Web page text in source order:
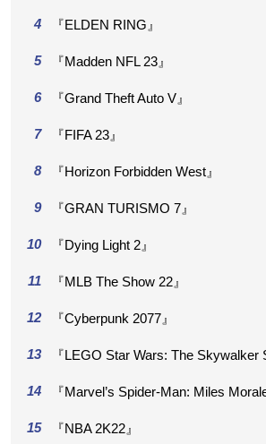
『ELDEN RING』
『Madden NFL 23』
『Grand Theft Auto V』
『FIFA 23』
『Horizon Forbidden West』
『GRAN TURISMO 7』
『Dying Light 2』
『MLB The Show 22』
『Cyberpunk 2077』
『LEGO Star Wars: The Skywalker
『Marvel’s Spider-Man: Miles
『NBA 2K22』